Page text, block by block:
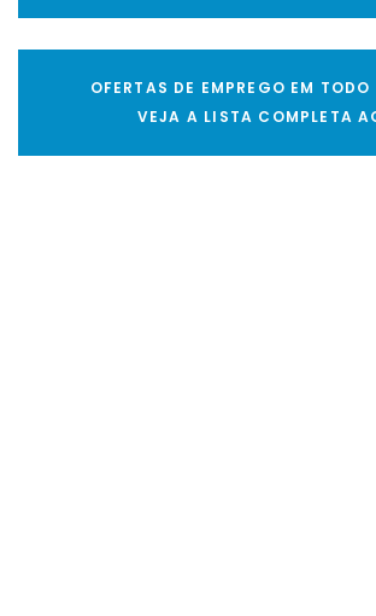
OFERTAS DE EMPREGO EM
VEJA A LISTA COMPLETA